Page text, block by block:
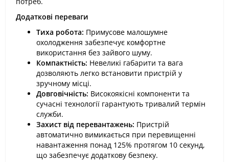
Додаткові переваги
Тиха робота: Примусове малошумне
охолодження забезпечує комфортне
використання без зайвого шуму.
Компактність: Невеликі габарити та вага
дозволяють легко встановити пристрій у
зручному місці.
Довговічність: Високоякісні компоненти та
сучасні технології гарантують тривалий термін
служби.
Захист від перевантажень: Пристрій
автоматично вимикається при перевищенні
навантаження понад 125% протягом 10 секунд,
що забезпечує додаткову безпеку.